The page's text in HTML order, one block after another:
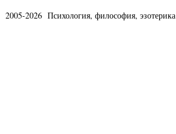
2005-2026 Психология, философия, эзотерика